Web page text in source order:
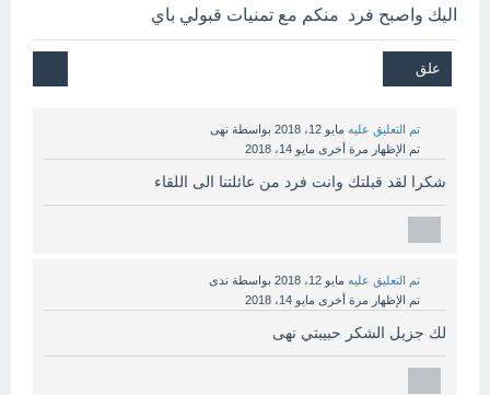
اليك واصبح فرد منكم مع تمنيات قبولي باي
تم التعليق عليه مايو 12، 2018 بواسطة نهى
تم الإظهار مرة أخرى مايو 14، 2018
شكرا لقد قبلتك وانت فرد من عائلتنا الى اللقاء
تم التعليق عليه مايو 12، 2018 بواسطة ندى
تم الإظهار مرة أخرى مايو 14، 2018
لك جزيل الشكر حبيبتي نهى